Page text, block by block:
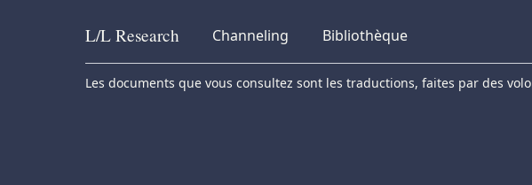
Skip to content
L/L Research Channeling Bibliothèque
Les documents que vous consultez sont les traductions, faites par des